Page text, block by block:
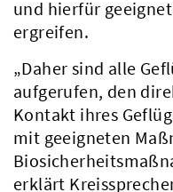
und hierfür
ergreifen.
„Daher sind alle
aufgerufen, den
Kontakt ihres
mit geeigneten
erklärt